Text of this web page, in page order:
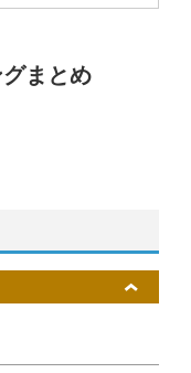
まとめ